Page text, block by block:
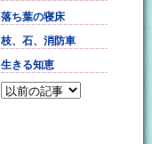
落ち葉の寝床
枝、石、消防車
生きる知恵